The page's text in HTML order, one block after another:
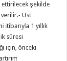
ettirilecek şekilde
verilir.- Üst
1 yıllık
süresi
için, önceki